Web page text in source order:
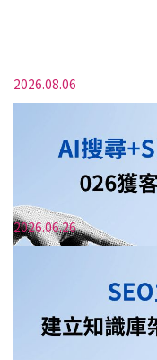
2026.08.06
2026.06.26